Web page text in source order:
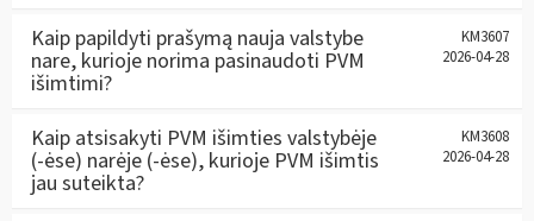
Kaip papildyti prašymą nauja valstybe
nare, kurioje norima pasinaudoti PVM
išimtimi?
KM3607
2026-04-28
Kaip atsisakyti PVM išimties valstybėje
(-ėse) narėje (-ėse), kurioje PVM išimtis
jau suteikta?
KM3608
2026-04-28